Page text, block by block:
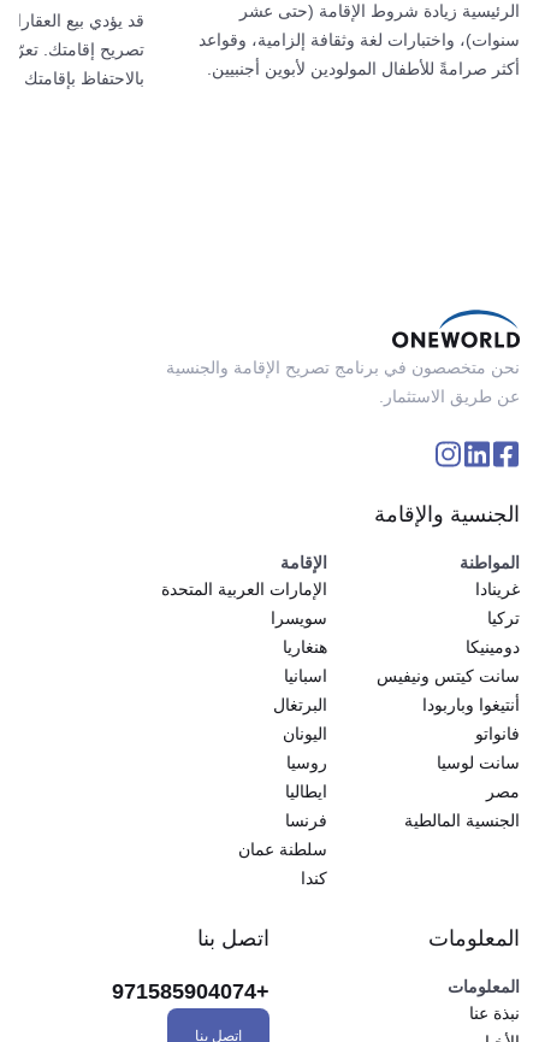
الرئيسية زيادة شروط الإقامة (حتى عشر
سنوات)، واختبارات لغة وثقافة إلزامية، وقواعد
أكثر صرامةً للأطفال المولودين لأبوين أجنبيين.
قد يؤدي بيع
تصريح إقامتك.
بالاحتفاظ بإقامتك
نحن متخصصون في برنامج تصريح الإقامة والجنسية
عن طريق الاستثمار.
الجنسية والإقامة
المواطنة
غرينادا
تركيا
دومينيكا
سانت كيتس ونيفيس
أنتيغوا وباربودا
فانواتو
سانت لوسيا
مصر
الجنسية المالطية
الإقامة
الإمارات العربية المتحدة
سويسرا
هنغاريا
اسبانيا
البرتغال
اليونان
روسيا
ايطاليا
فرنسا
سلطنة عمان
كندا
المعلومات
المعلومات
نبذة عنا
اتصل بنا
+971585904074
اتصل بنا